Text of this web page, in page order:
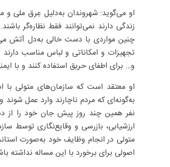
او می‌گوید: شهروندان به‌دلیل عِرق ملی و
چنین مواردی با دست خالی به‌دل آتش
تجهیزات و امکاناتی و لباس مناسب
و… برای اطفای حریق استفاده کنند و با
او معتقد است که سازمان‌های متولی با
نفر همین چند روز پیش جان خود را از
ارزشیابی، بازرسی و وقایع‌نگاری
متولی در انجام وظایف خود به‌صورت
اصولی برای برخورد با این مساله نداشته